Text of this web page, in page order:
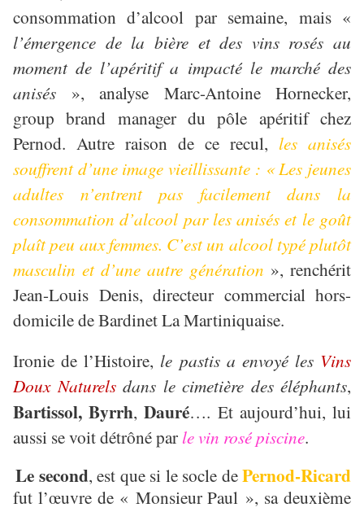
consommation d’alcool par semaine, mais «
l’émergence de la bière et des vins rosés au
moment de l’apéritif a impacté le marché des
anisés », analyse Marc-Antoine Hornecker,
group brand manager du pôle apéritif chez
Pernod. Autre raison de ce recul, les anisés
souffrent d’une image vieillissante : « Les jeunes
adultes n’entrent pas facilement dans la
consommation d’alcool par les anisés et le goût
plaît peu aux femmes. C’est un alcool typé plutôt
masculin et d’une autre génération », renchérit
Jean-Louis Denis, directeur commercial hors-
domicile de Bardinet La Martiniquaise.
Ironie de l’Histoire, le pastis a envoyé les Vins
Doux Naturels dans le cimetière des éléphants,
Bartissol, Byrrh,Dauré…. Et aujourd’hui, lui
aussi se voit détrôné par le vin rosé piscine.
Le second, est que si le socle dePernod-Ricard
fut l’œuvre de « Monsieur Paul », sa deuxième